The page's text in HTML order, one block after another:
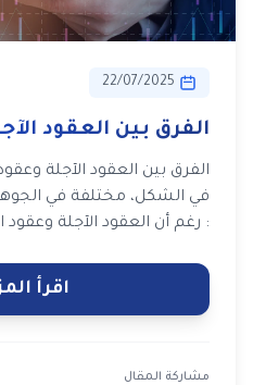
22/07/2025
الفرق بين العقود
الفرق بين العقود الآجلة
في الشكل، مختلفة في الجوهر
: رغم أن العقود الآجلة
اقرأ
مشاركة المقال